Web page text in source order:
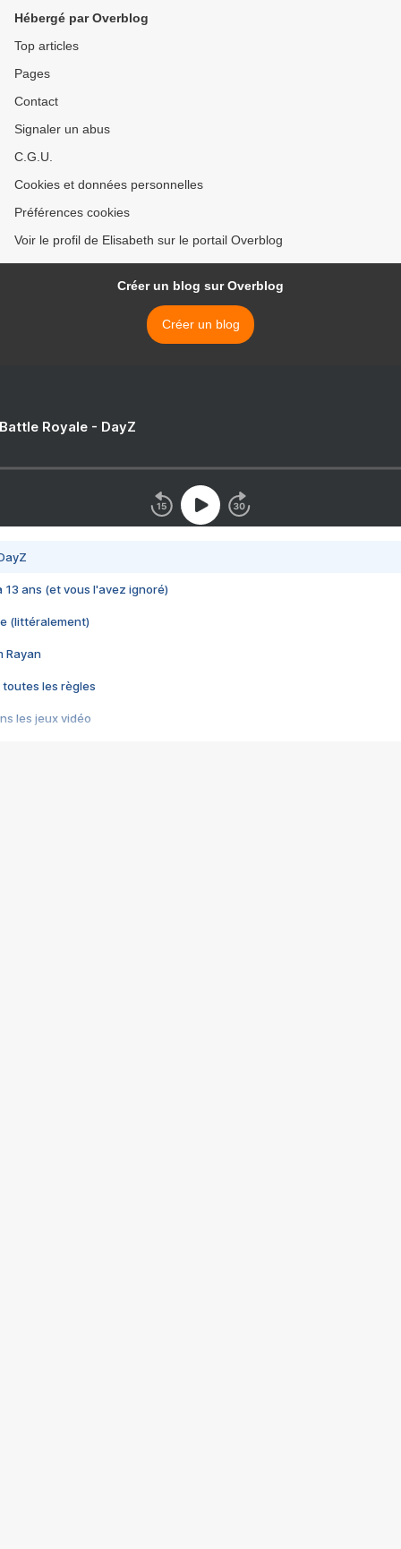
Hébergé par Overblog
Top articles
Pages
Contact
Signaler un abus
C.G.U.
Cookies et données personnelles
Préférences cookies
Voir le profil de Elisabeth sur le portail Overblog
Créer un blog sur Overblog
Créer un blog
Royale - DayZ
13 ans (et vous l'avez ignoré)
(littéralement)
Rayan
toutes les règles
les jeux vidéo